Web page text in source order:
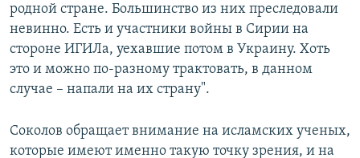
родной стране. Большинство из них преследовали
невинно. Есть и участники войны в Сирии на
стороне ИГИЛа, уехавшие потом в Украину. Хоть
это и можно по-разному трактовать, в данном
случае – напали на их страну".
Соколов обращает внимание на исламских ученых,
которые имеют именно такую точку зрения, и на